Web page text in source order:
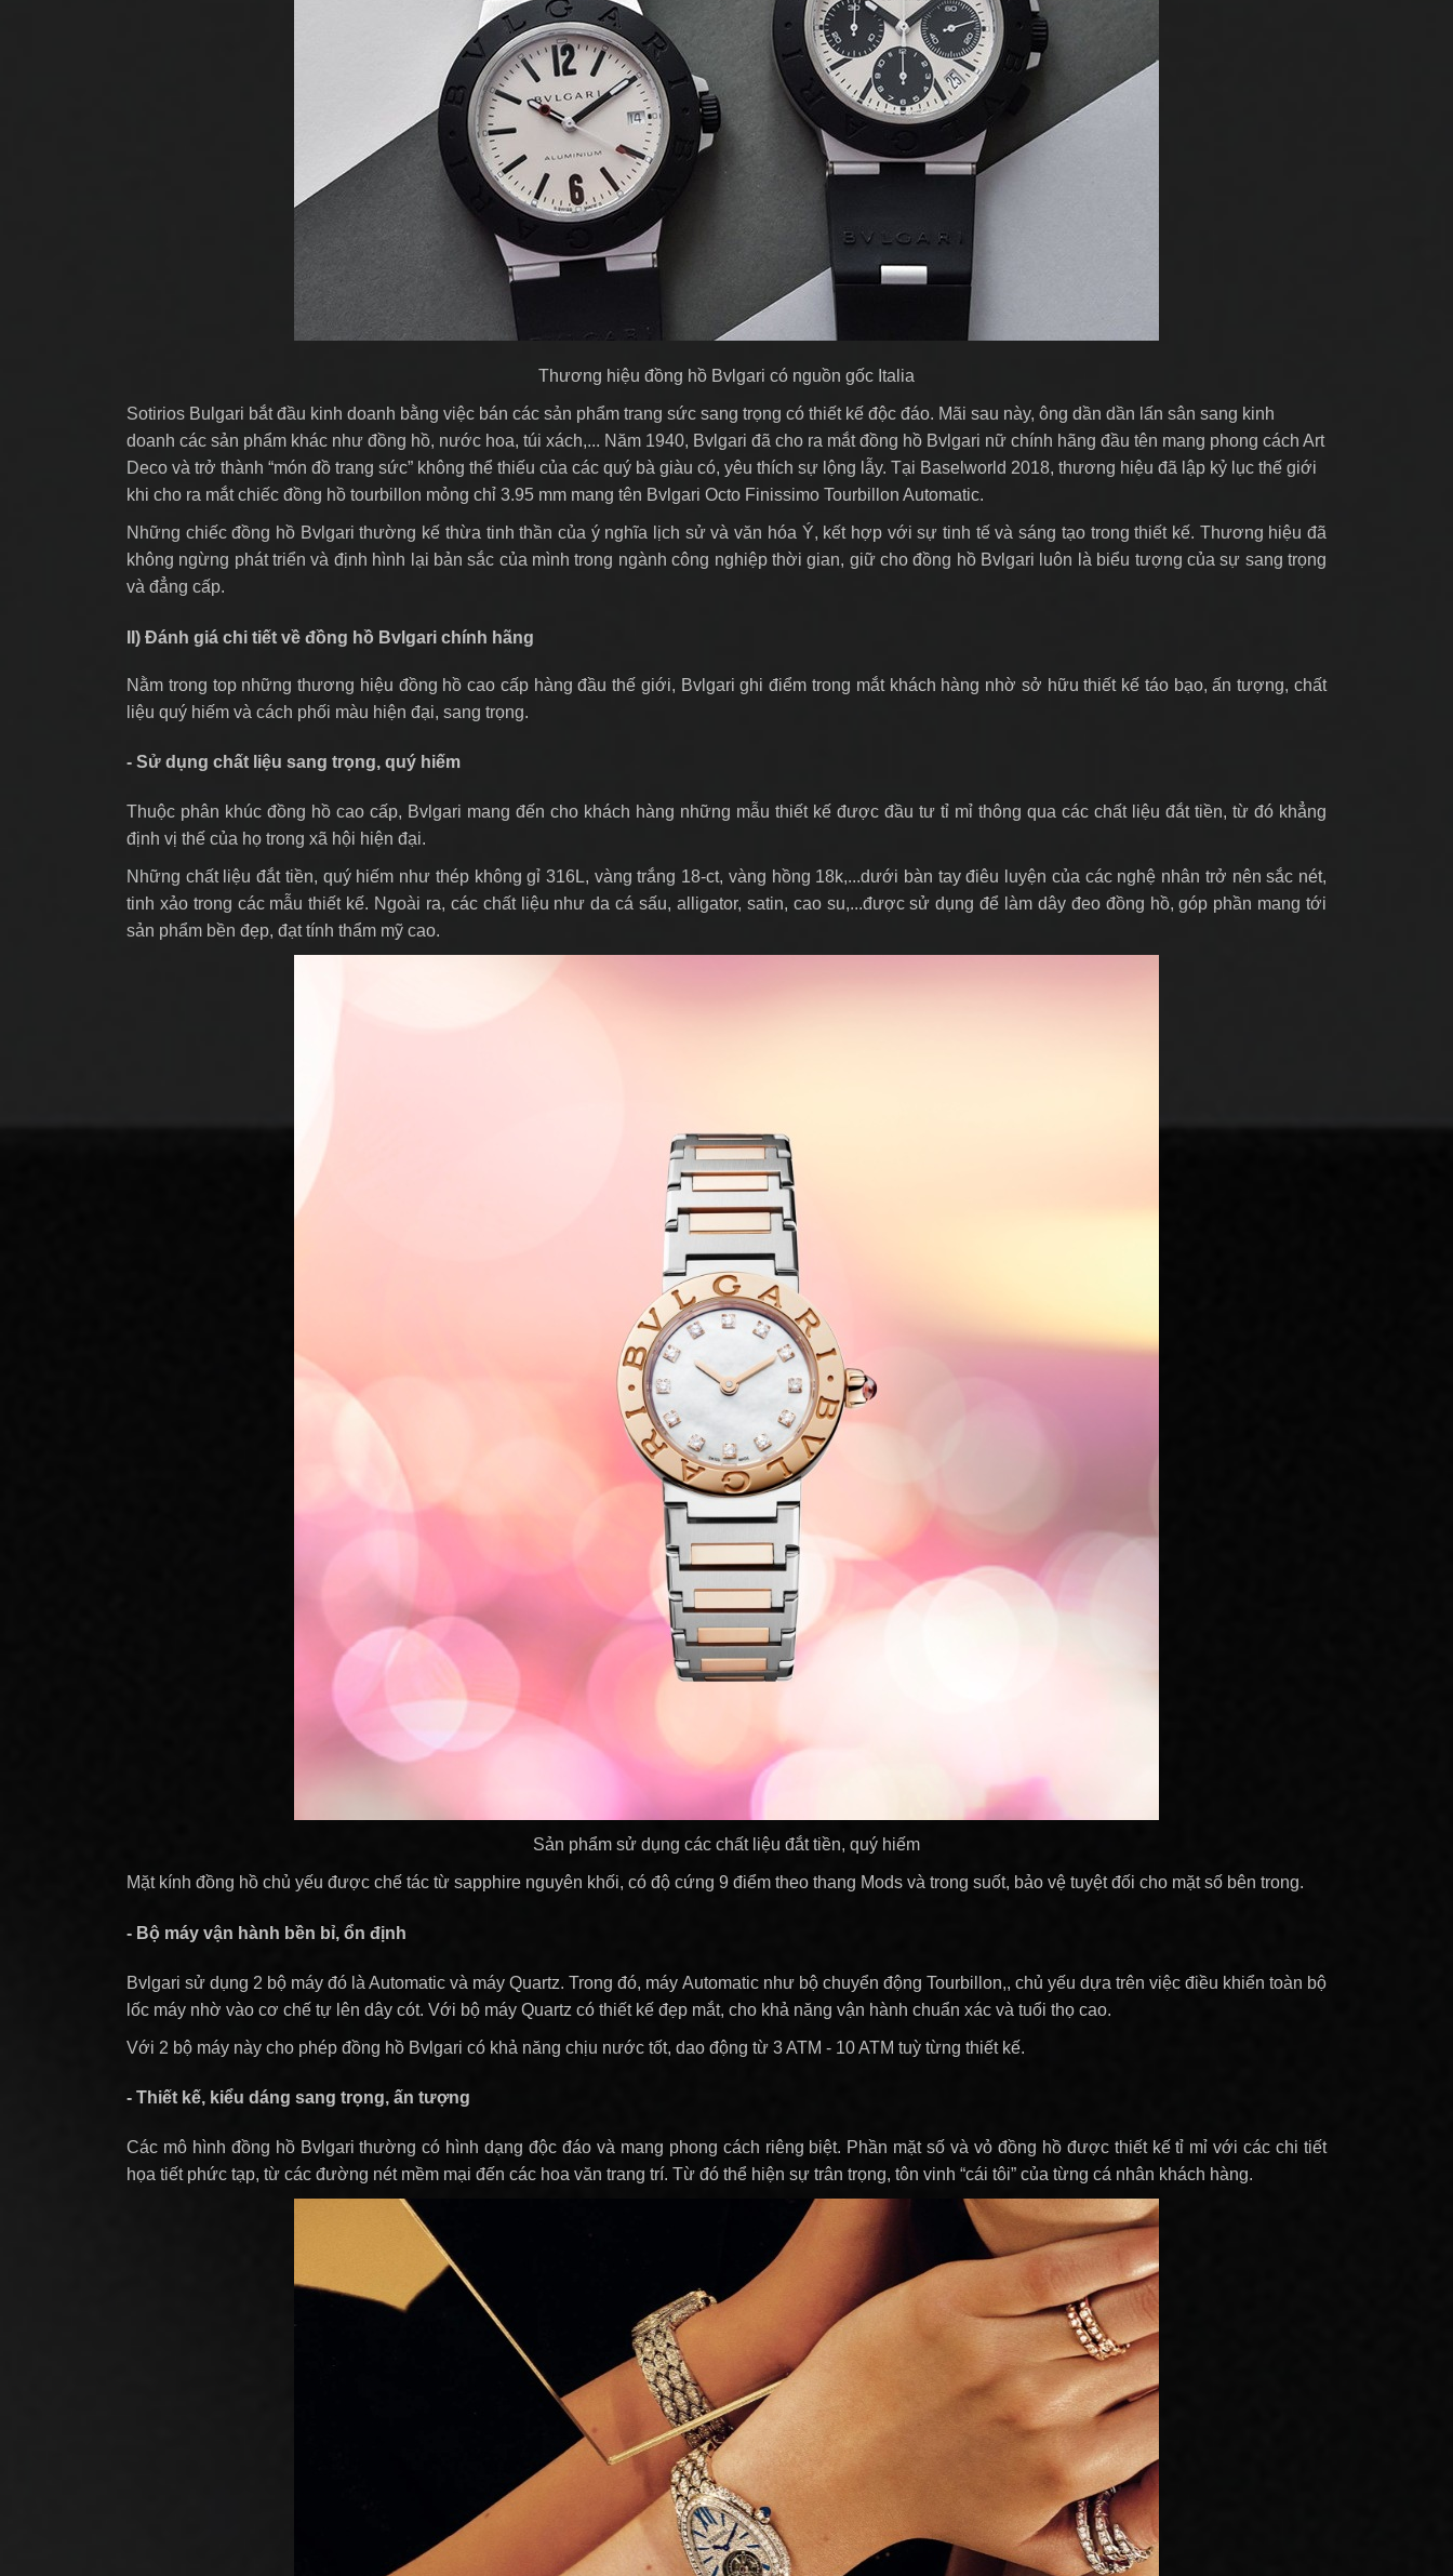
Thương hiệu đồng hồ Bvlgari có nguồn gốc Italia
Sotirios Bulgari bắt đầu kinh doanh bằng việc bán các sản phẩm trang sức sang trọng có thiết kế độc đáo. Mãi sau này, ông dần dần lấn sân sang kinh
doanh các sản phẩm khác như đồng hồ, nước hoa, túi xách,... Năm 1940, Bvlgari đã cho ra mắt đồng hồ Bvlgari nữ chính hãng đầu tên mang phong cách Art
Deco và trở thành “món đồ trang sức” không thể thiếu của các quý bà giàu có, yêu thích sự lộng lẫy. Tại Baselworld 2018, thương hiệu đã lập kỷ lục thế giới
khi cho ra mắt chiếc đồng hồ tourbillon mỏng chỉ 3.95 mm mang tên Bvlgari Octo Finissimo Tourbillon Automatic.
Những chiếc đồng hồ Bvlgari thường kế thừa tinh thần của ý nghĩa lịch sử và văn hóa Ý, kết hợp với sự tinh tế và sáng tạo trong thiết kế. Thương hiệu đã
không ngừng phát triển và định hình lại bản sắc của mình trong ngành công nghiệp thời gian, giữ cho đồng hồ Bvlgari luôn là biểu tượng của sự sang trọng
và đẳng cấp.
II) Đánh giá chi tiết về đồng hồ Bvlgari chính hãng
Nằm trong top những thương hiệu đồng hồ cao cấp hàng đầu thế giới, Bvlgari ghi điểm trong mắt khách hàng nhờ sở hữu thiết kế táo bạo, ấn tượng, chất
liệu quý hiếm và cách phối màu hiện đại, sang trọng.
- Sử dụng chất liệu sang trọng, quý hiếm
Thuộc phân khúc đồng hồ cao cấp, Bvlgari mang đến cho khách hàng những mẫu thiết kế được đầu tư tỉ mỉ thông qua các chất liệu đắt tiền, từ đó khẳng
định vị thế của họ trong xã hội hiện đại.
Những chất liệu đắt tiền, quý hiếm như thép không gỉ 316L, vàng trắng 18-ct, vàng hồng 18k,...dưới bàn tay điêu luyện của các nghệ nhân trở nên sắc nét,
tinh xảo trong các mẫu thiết kế. Ngoài ra, các chất liệu như da cá sấu, alligator, satin, cao su,...được sử dụng để làm dây đeo đồng hồ, góp phần mang tới
sản phẩm bền đẹp, đạt tính thẩm mỹ cao.
Sản phẩm sử dụng các chất liệu đắt tiền, quý hiếm
Mặt kính đồng hồ chủ yếu được chế tác từ sapphire nguyên khối, có độ cứng 9 điểm theo thang Mods và trong suốt, bảo vệ tuyệt đối cho mặt số bên trong.
- Bộ máy vận hành bền bỉ, ổn định
Bvlgari sử dụng 2 bộ máy đó là Automatic và máy Quartz. Trong đó, máy Automatic như bộ chuyển động Tourbillon,, chủ yếu dựa trên việc điều khiển toàn bộ
lốc máy nhờ vào cơ chế tự lên dây cót. Với bộ máy Quartz có thiết kế đẹp mắt, cho khả năng vận hành chuẩn xác và tuổi thọ cao.
Với 2 bộ máy này cho phép đồng hồ Bvlgari có khả năng chịu nước tốt, dao động từ 3 ATM - 10 ATM tuỳ từng thiết kế.
- Thiết kế, kiểu dáng sang trọng, ấn tượng
Các mô hình đồng hồ Bvlgari thường có hình dạng độc đáo và mang phong cách riêng biệt. Phần mặt số và vỏ đồng hồ được thiết kế tỉ mỉ với các chi tiết
họa tiết phức tạp, từ các đường nét mềm mại đến các hoa văn trang trí. Từ đó thể hiện sự trân trọng, tôn vinh “cái tôi” của từng cá nhân khách hàng.